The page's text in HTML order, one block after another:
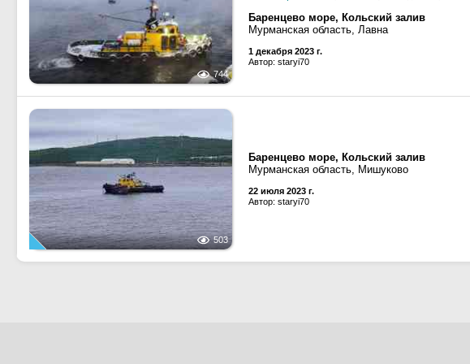
744
Баренцево море, Кольский залив
Мурманская область, Лавна
1 декабря 2023 г.
Автор: staryi70
503
Баренцево море, Кольский залив
Мурманская область, Мишуково
22 июля 2023 г.
Автор: staryi70